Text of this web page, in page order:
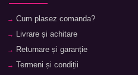
Cum plasez comanda?
Livrare și achitare
Returnare și garanție
Termeni și condiții